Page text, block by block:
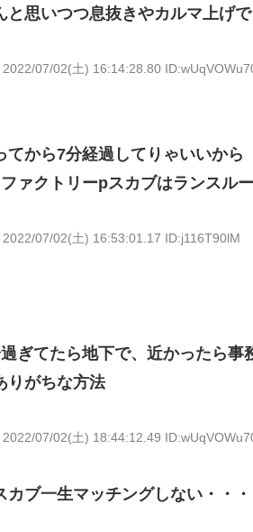
と思いつつ息抜きやカルマ上げ
2022/07/02(土) 16:14:28.80
てから7分経過してりゃいいから
ァクトリーpスカブはランスル
2022/07/02(土) 16:53:01.17 ID:j116T90lM
ぎてたら地下で、近かったら事
りがちな方法
2022/07/02(土) 18:44:12.49
カブ一生マッチングしない・・・